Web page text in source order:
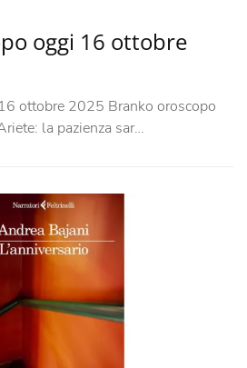
oggi 16 ottobre
ottobre 2025 Branko oroscopo
la pazienza sar…